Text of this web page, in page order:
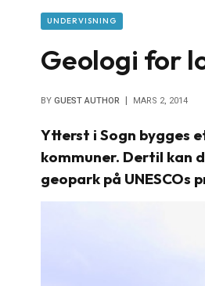
UNDERVISNING
Geologi for
BY GUEST AUTHOR MARS 2, 2014
Ytterst i Sogn bygges
kommuner. Dertil kan
geopark på UNESCOs